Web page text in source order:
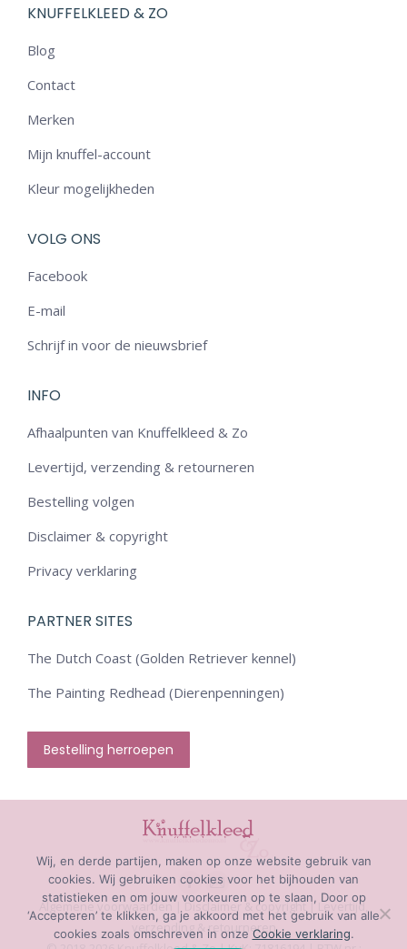
KNUFFELKLEED & ZO
Blog
Contact
Merken
Mijn knuffel-account
Kleur mogelijkheden
VOLG ONS
Facebook
E-mail
Schrijf in voor de nieuwsbrief
INFO
Afhaalpunten van Knuffelkleed & Zo
Levertijd, verzending & retourneren
Bestelling volgen
Disclaimer & copyright
Privacy verklaring
PARTNER SITES
The Dutch Coast (Golden Retriever kennel)
The Painting Redhead (Dierenpenningen)
Bestelling herroepen
Facebook
page
opens
Mail
page
opens
Algemene voorwaarden|Disclaimer & copyright| Levertijd,
verzending & retourneren
Wij, en derde partijen, maken op onze website gebruik van
cookies. Wij gebruiken cookies voor het bijhouden van
statistieken en om jouw voorkeuren op te slaan, Door op
‘Accepteren’ te klikken, ga je akkoord met het gebruik van alle
cookies zoals omschreven in onze Cookie verklaring.